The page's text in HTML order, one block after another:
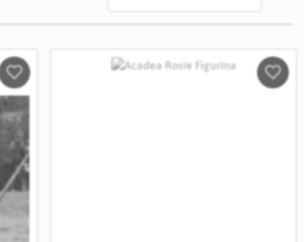
Salveaza
in
Wishlist